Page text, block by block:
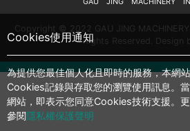
Copyright © 2022 GAU JING MACHINERY
Rights Reserved. Design
Cookies使用通知
為提供您最佳個人化且即時的服務，本網
Cookies記錄與存取您的瀏覽使用訊息。
網站，即表示您同意Cookies技術支援。
參閱隱私權保護聲明